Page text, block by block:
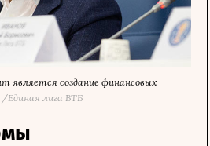
является создание финансовых
/Единая лига ВТБ